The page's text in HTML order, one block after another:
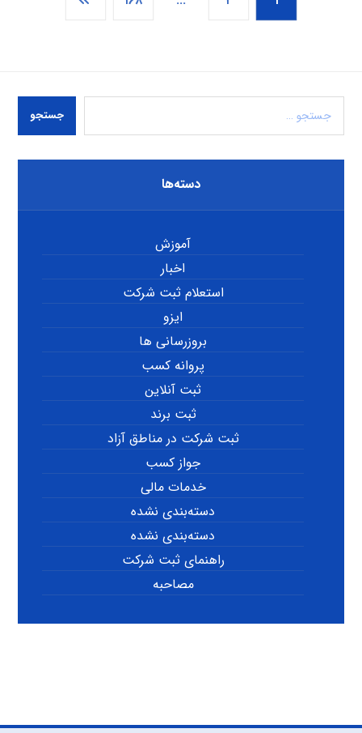
جستجو
دسته‌ها
آموزش
اخبار
استعلام ثبت شرکت
ایزو
بروزرسانی ها
پروانه کسب
ثبت آنلاین
ثبت برند
ثبت شرکت در مناطق آزاد
جواز کسب
خدمات مالی
دسته‌بندی نشده
دسته‌بندی نشده
راهنمای ثبت شرکت
مصاحبه